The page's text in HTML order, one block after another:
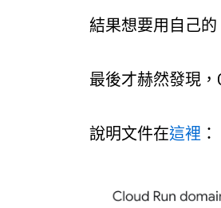
結果想要用自己的
最後才赫然發現，
說明文件在這裡 ：